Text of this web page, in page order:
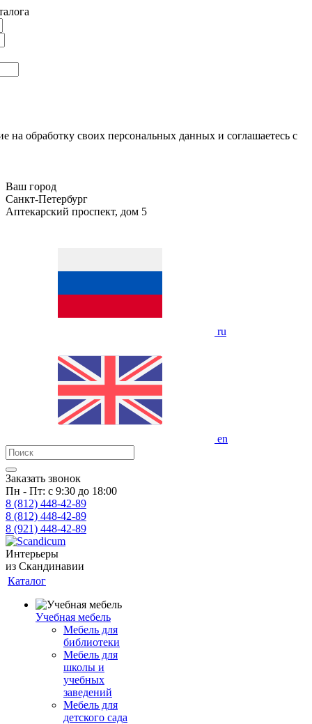
на обработку своих персональных данных и соглашаетесь с
Ваш город
Санкт-Петербург
Аптекарский проспект, дом 5
ru
en
Заказать звонок
Пн - Пт: с 9:30 до 18:00
8 (812) 448-42-89
8 (812) 448-42-89
8 (921) 448-42-89
Интерьеры
из Скандинавии
Каталог
Учебная мебель
Мебель для
библиотеки
Мебель для
школы и
учебных
заведений
Мебель для
детского сада